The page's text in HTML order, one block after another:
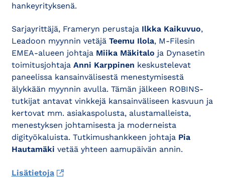
hankeyrityksenä.
Sarjayrittäjä, Frameryn perustaja Ilkka Kaikuvuo,
Leadoon myynnin vetäjä Teemu Ilola, M-Filesin
EMEA-alueen johtajaMiika Mäkitalo ja Dynasetin
toimitusjohtaja Anni Karppinen keskustelevat
paneelissa kansainvälisestä menestymisestä
älykkään myynnin avulla. Tämän jälkeen ROBINS-
tutkijat antavat vinkkejä kansainväliseen kasvuun ja
kertovat mm. asiakaspolusta, alustamalleista,
menestyksen johtamisesta ja moderneista
digityökaluista. Tutkimushankkeen johtaja Pia
Hautamäki vetää yhteen aamupäivän annin.
Lisätietoja